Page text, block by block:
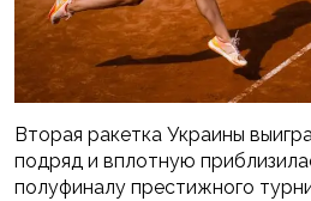
Вторая ракетка Украины
подряд и вплотную
полуфиналу престижного